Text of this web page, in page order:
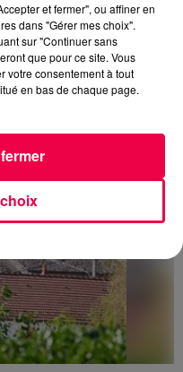
culture du risque"
et fermer", ou affiner en
dans "Gérer mes choix".
sur "Continuer sans
que pour ce site. Vous
votre consentement à tout
en bas de chaque page.